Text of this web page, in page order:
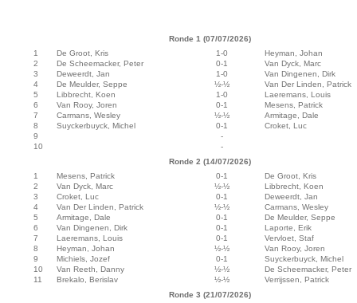
Ronde 1 (07/07/2026)
1
De Groot, Kris 1-0
Heyman, Johan
2
De Scheemacker, Peter 0-1
Van Dyck, Marc
3
Deweerdt, Jan 1-0
Van Dingenen, Dirk
4
De Meulder, Seppe ½-½
Van Der Linden, Patrick
5
Libbrecht, Koen 1-0
Laeremans, Louis
6
Van Rooy, Joren 0-1
Mesens, Patrick
7
Carmans, Wesley ½-½
Armitage, Dale
8
Suyckerbuyck, Michel 0-1
Croket, Luc
9
-
10
-
Ronde 2 (14/07/2026)
1
Mesens, Patrick 0-1
De Groot, Kris
2
Van Dyck, Marc ½-½
Libbrecht, Koen
3
Croket, Luc 0-1
Deweerdt, Jan
4
Van Der Linden, Patrick ½-½
Carmans, Wesley
5
Armitage, Dale 0-1
De Meulder, Seppe
6
Van Dingenen, Dirk 0-1
Laporte, Erik
7
Laeremans, Louis 0-1
Vervloet, Staf
8
Heyman, Johan ½-½
Van Rooy, Joren
9
Michiels, Jozef 0-1
Suyckerbuyck, Michel
10
Van Reeth, Danny ½-½
De Scheemacker, Peter
11
Brekalo, Berislav ½-½
Verrijssen, Patrick
Ronde 3 (21/07/2026)